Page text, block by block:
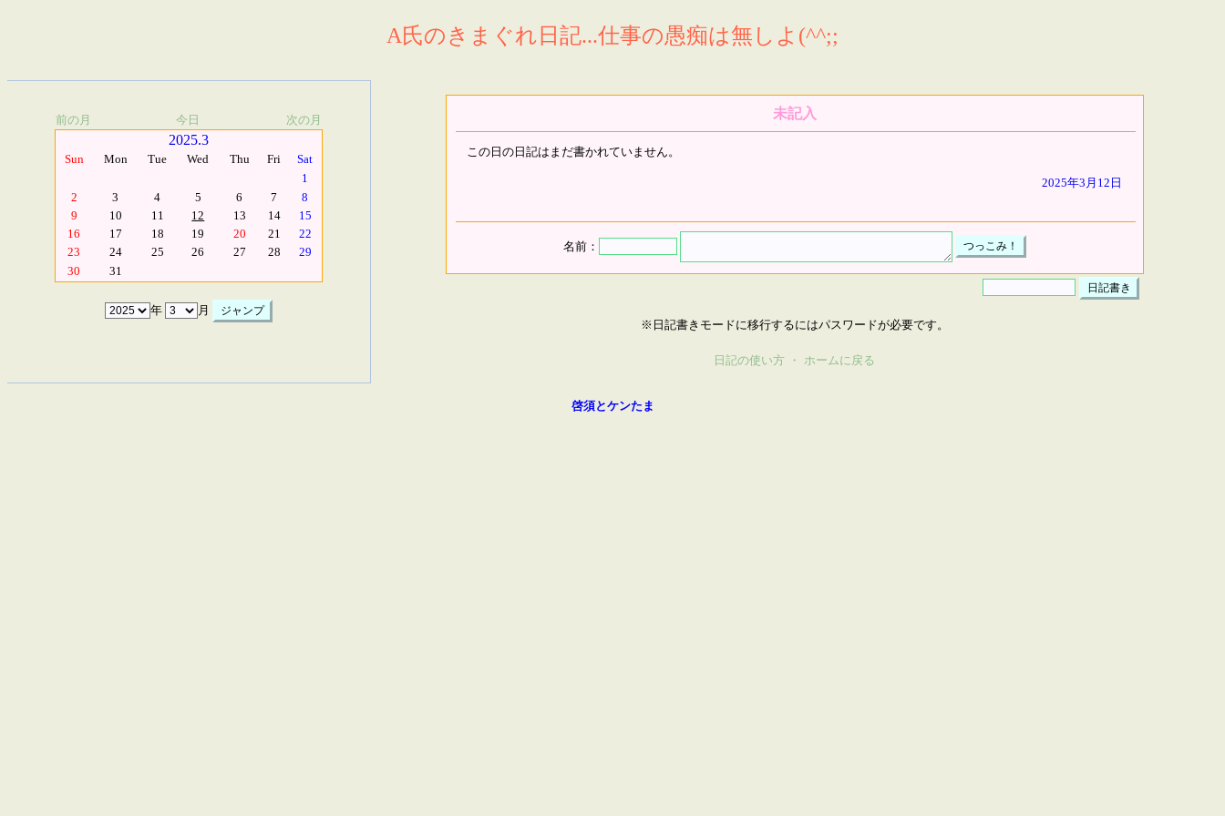
A氏のきまぐれ日記...仕事の愚痴は無しよ(^^;;
前の月 今日 次の月
2025.3
Sun Mon Tue Wed Thu Fri
Sat
1
2
3 4 5 6 7
8
9
10 11 12 13 14
15
16
17 18 19 20 21
22
23
24 25 26 27 28
29
30
31
年 月
未記入
この日の日記はまだ書かれていません。
2025年3月12日
名前：
※日記書きモードに移行するにはパスワードが必要です。
日記の使い方 ・ ホームに戻る
啓須とケンたま